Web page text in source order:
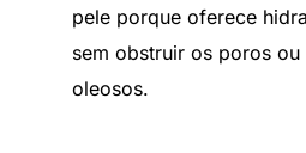
pele porque oferece
sem obstruir os poros
oleosos.